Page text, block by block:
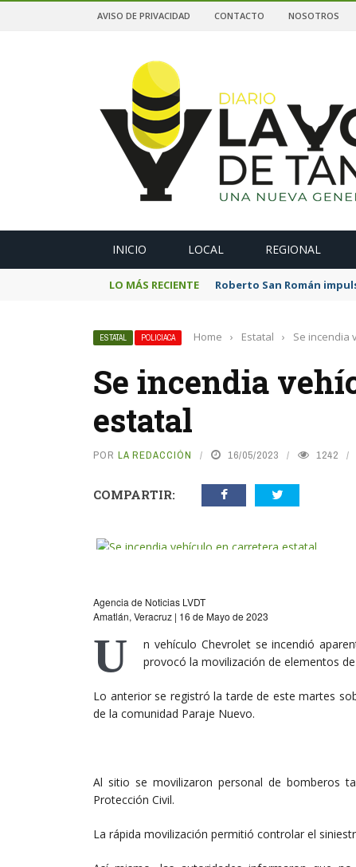
AVISO DE PRIVACIDAD CONTACTO NOSOTROS
INICIO LOCAL REGIONAL
LO MÁS RECIENTE Roberto San Román
ESTATAL POLICIACA Home › Estatal › Se incendia
Se incendia
estatal
POR LA REDACCIÓN 16/05/2023 1242
COMPARTIR:
Agencia de Noticias LVDT
Amatlán, Veracruz | 16 de Mayo de 2023
U
n vehículo Chevrolet se incendió
provocó la movilización de elementos
Lo anterior se registró la tarde de este martes
de la comunidad Paraje Nuevo.
Al sitio se movilizaron personal de bomberos
Protección Civil.
La rápida movilización permitió controlar el